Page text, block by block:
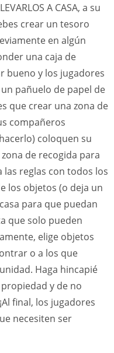
A CASA, a su
crear un tesoro
en algún
una caja de
bueno y los jugadores
pañuelo de papel de
que crear una zona de
compañeros
coloquen su
de recogida para
las reglas con todos los
los objetos (o deja un
para que puedan
que solo pueden
elige objetos
o a los que
Haga hincapié
y de no
final, los jugadores
necesiten ser